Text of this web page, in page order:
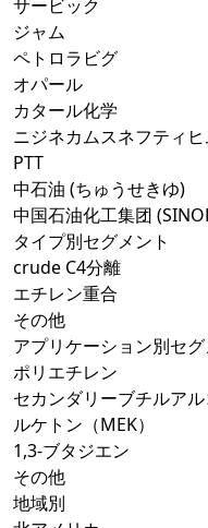
サービック
ジャム
ペトロラビグ
オパール
カタール化学
ニジネカムスネフティヒ
PTT
中石油 (ちゅうせきゆ)
中国石油化工集团
タイプ別セグメント
crude C4分離
エチレン重合
その他
アプリケーション別セグ
ポリエチレン
セカンダリーブチルア
ルケトン（MEK）
1,3-ブタジエン
その他
地域別